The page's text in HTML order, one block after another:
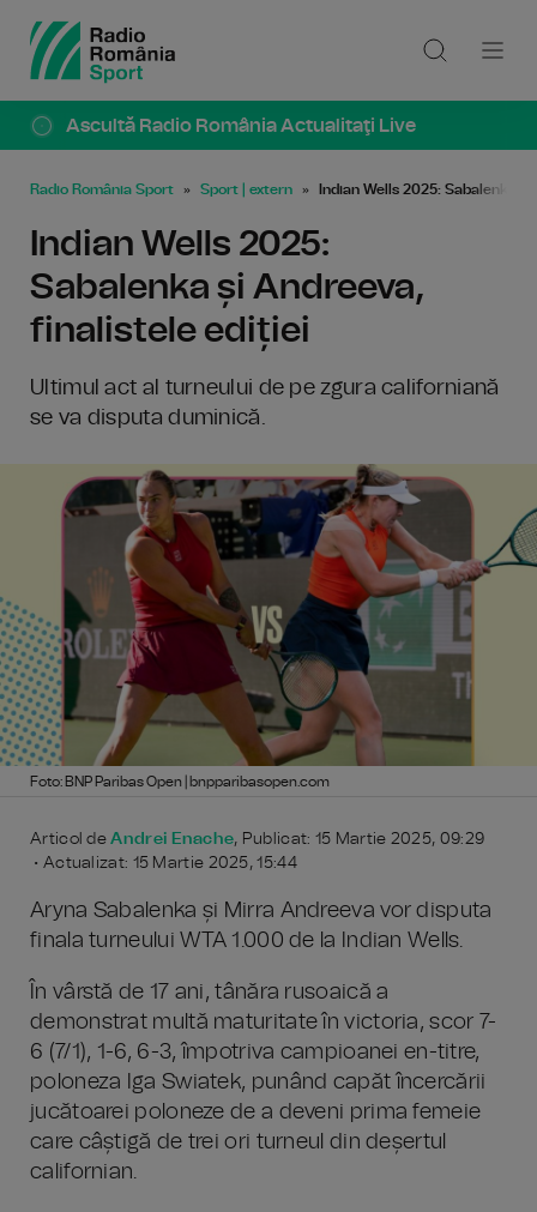
Ascultă Radio România Actualitaţi Live
Radio România Sport Sport | extern Indian Wells 2025: Sabalenka
Indian Wells 2025:
Sabalenka și Andreeva,
finalistele ediției
Ultimul act al turneului de pe zgura californiană
se va disputa duminică.
Foto: BNP Paribas Open | bnpparibasopen.com
Articol deAndrei Enache, Publicat: 15 Martie 2025, 09:29
• Actualizat: 15 Martie 2025, 15:44
Aryna Sabalenka și Mirra Andreeva vor disputa
finala turneului WTA 1.000 de la Indian Wells.
În vârstă de 17 ani, tânăra rusoaică a
demonstrat multă maturitate în victoria, scor 7-
6 (7/1), 1-6, 6-3, împotriva campioanei en-titre,
poloneza Iga Swiatek, punând capăt încercării
jucătoarei poloneze de a deveni prima femeie
care câștigă de trei ori turneul din deșertul
californian.